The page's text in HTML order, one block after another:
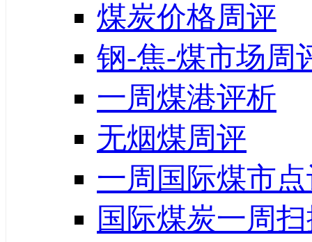
煤炭价格周评
钢-焦-煤市场周
一周煤港评析
无烟煤周评
一周国际煤市
国际煤炭一周